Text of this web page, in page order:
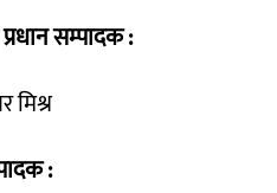
सम्पादक :
मिश्र
: